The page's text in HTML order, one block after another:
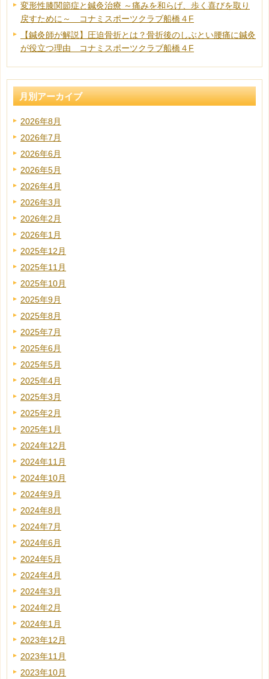
変形性膝関節症と鍼灸治療 ～痛みを和らげ、歩く喜びを取り
戻すために～ コナミスポーツクラブ船橋４F
【鍼灸師が解説】圧迫骨折とは？骨折後のしぶとい腰痛に鍼灸
が役立つ理由 コナミスポーツクラブ船橋４F
月別アーカイブ
2026年8月
2026年7月
2026年6月
2026年5月
2026年4月
2026年3月
2026年2月
2026年1月
2025年12月
2025年11月
2025年10月
2025年9月
2025年8月
2025年7月
2025年6月
2025年5月
2025年4月
2025年3月
2025年2月
2025年1月
2024年12月
2024年11月
2024年10月
2024年9月
2024年8月
2024年7月
2024年6月
2024年5月
2024年4月
2024年3月
2024年2月
2024年1月
2023年12月
2023年11月
2023年10月